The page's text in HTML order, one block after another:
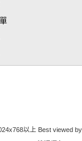
以上 Best viewed